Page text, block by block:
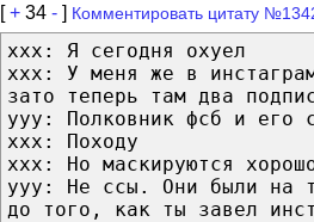
[+ 34 - ] Комментировать цитату
ххх: Я сегодня охуел
ххх: У меня же в
зато теперь там два
ууу: Полковник фсб и его
ххх: Походу
ххх: Но маскируются
ууу: Не ссы. Они были на
до того, как ты завел